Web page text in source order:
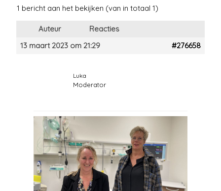
1 bericht aan het bekijken (van in totaal 1)
Auteur
Reacties
13 maart 2023 om 21:29
#276658
Luka
Moderator